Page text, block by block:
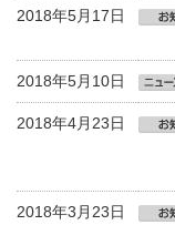
2018年5月17日
2018年5月10日
2018年4月23日
2018年3月23日